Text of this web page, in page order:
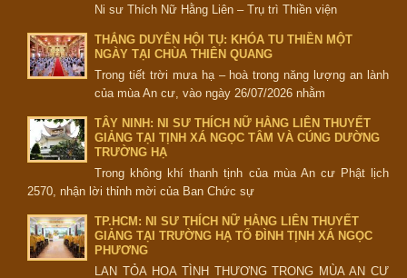
Ni sư Thích Nữ Hằng Liên – Trụ trì Thiền viện
THẮNG DUYÊN HỘI TỤ: KHÓA TU THIỀN MỘT
NGÀY TẠI CHÙA THIÊN QUANG
Trong tiết trời mưa hạ – hoà trong năng lượng an lành
của mùa An cư, vào ngày 26/07/2026 nhằm
TÂY NINH: NI SƯ THÍCH NỮ HẰNG LIÊN THUYẾT
GIẢNG TẠI TỊNH XÁ NGỌC TÂM VÀ CÚNG DƯỜNG
TRƯỜNG HẠ
Trong không khí thanh tịnh của mùa An cư Phật lịch
2570, nhận lời thỉnh mời của Ban Chức sự
TP.HCM: NI SƯ THÍCH NỮ HẰNG LIÊN THUYẾT
GIẢNG TẠI TRƯỜNG HẠ TỔ ĐÌNH TỊNH XÁ NGỌC
PHƯƠNG
LAN TỎA HOA TÌNH THƯƠNG TRONG MÙA AN CƯ